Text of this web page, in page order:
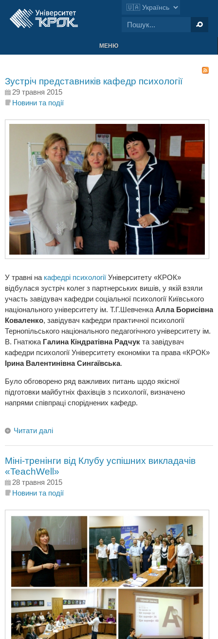
МЕНЮ
Зустріч представників кафедр психології
29 травня 2015
Новини та події
У травні на кафедрі психології Університету «КРОК»
відбулася зустріч колег з партнерських вишів, у якій взяли
участь завідувач кафедри соціальної психології Київського
національного університету ім. Т.Г.Шевченка Алла Борисівна
Коваленко, завідувач кафедри практичної психології
Тернопільського національного педагогічного університету ім.
В. Гнатюка Галина Кіндратівна Радчук та завідувач
кафедри психології Університету економіки та права «КРОК»
Ірина Валентинівна Сингаївська.
Було обговорено ряд важливих питань щодо якісної
підготовки майбутніх фахівців з психології, визначено
напрями співпраці споріднених кафедр.
Читати далі
Міні-тренінги від Клубу успішних викладачів
«TeachWell»
28 травня 2015
Новини та події